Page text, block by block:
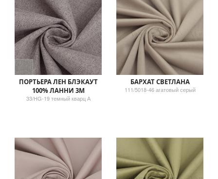
ПОРТЬЕРА ЛЕН БЛЭКАУТ
100% ЛАННИ 3М
33/HG-19 темный кварц А
БАРХАТ СВЕТЛАНА
111/5018-46 агатовый серый